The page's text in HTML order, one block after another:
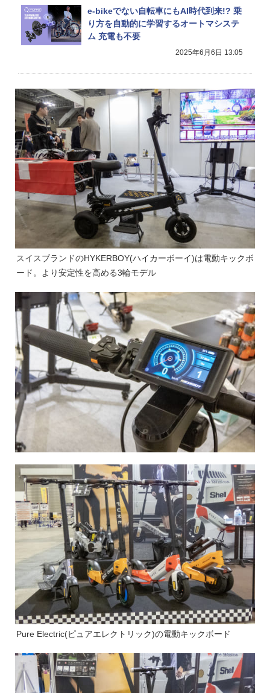
e-bikeでない自転車にもAI時代到来!? 乗
り方を自動的に学習するオートマシステ
ム 充電も不要
2025年6月6日 13:05
スイスブランドのHYKERBOY(ハイカーボーイ)は電動キックボ
ード。より安定性を高める3輪モデル
Pure Electric(ピュアエレクトリック)の電動キックボード